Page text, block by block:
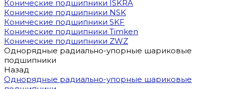
Конические подшипники ISKRA
Конические подшипники NSK
Конические подшипники SKF
Конические подшипники Timken
Конические подшипники ZWZ
Однорядные радиально-упорные шариковые
подшипники
Назад
Однорядные радиально-упорные шариковые